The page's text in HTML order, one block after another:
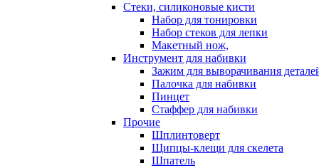
Стеки, силиконовые кисти
Набор для тонировки
Набор стеков для лепки
Макетный нож,
Инструмент для набивки
Зажим для выворачивания
Палочка для набивки
Пинцет
Стаффер для набивки
Прочие
Шплинтоверт
Щипцы-клещи для скелета
Шпатель